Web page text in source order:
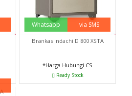
Whatsapp via SMS
Brankas Indachi D 800 XSTA
*Harga Hubungi CS
Ready Stock